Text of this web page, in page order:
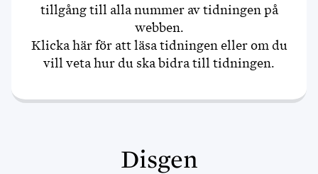
tillgång till alla nummer av tidningen på
webben.
Klicka här för att läsa tidningen eller om du
vill veta hur du ska bidra till tidningen.
Disgen